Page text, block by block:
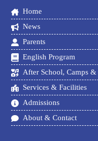
Home
News
Parents
English Program
After School, Camps &
Services & Facilities
Admissions
About & Contact